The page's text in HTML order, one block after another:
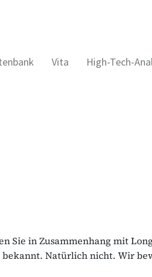
Vita High-Tech-
Sie in Zusammenhang mit
Natürlich nicht. Wir